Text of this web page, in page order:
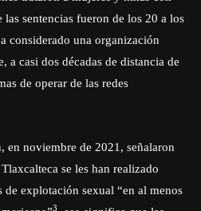
sentencias fueron de los 20 a los
considerado una organización
a casi dos décadas de distancia de
de operar de las redes
en noviembre de 2021, señalaron
se les han realizado
explotación sexual “en al menos
3